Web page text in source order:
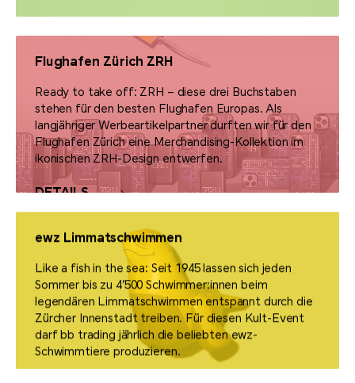
Flughafen Zürich ZRH
Ready to take off: ZRH – diese drei Buchstaben
stehen für den besten Flughafen Europas. Als
langjähriger Werbeartikelpartner durften wir für den
Flughafen Zürich eine Merchandising-Kollektion im
ikonischen ZRH-Design entwerfen.
DETAILS
ewz Limmatschwimmen
Like a fish in the sea: Seit 1945 lassen sich jeden
Sommer bis zu 4’500 Schwimmer:innen beim
legendären Limmatschwimmen entspannt durch die
Zürcher Innenstadt treiben. Für diesen Kult-Event
darf bb trading jährlich die beliebten ewz-
Schwimmtiere produzieren.